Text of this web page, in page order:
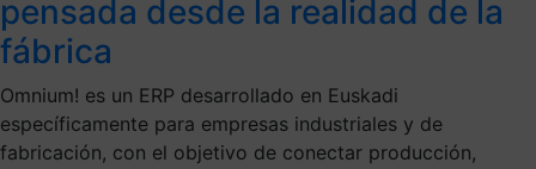
pensada desde la realidad de la
fábrica
Omnium! es un ERP desarrollado en Euskadi
específicamente para empresas industriales y de
fabricación, con el objetivo de conectar producción,